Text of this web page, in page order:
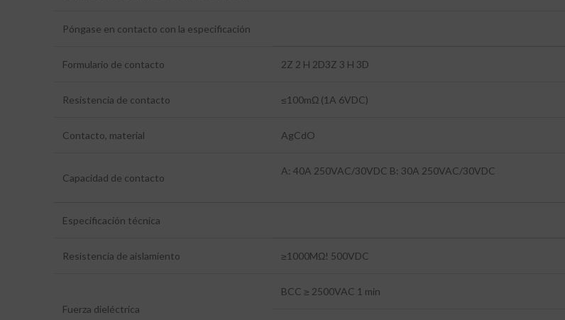
Póngase en contacto con la especificación
Formulario de contacto 2Z 2 H 2D3Z 3 H 3D
Resistencia de contacto ≤100mΩ (1A 6VDC)
Contacto, material AgCdO
Capacidad de contacto
A: 40A 250VAC/30VDC B: 30A 250VAC/30VDC
Especificación técnica
Resistencia de aislamiento ≥1000MΩ! 500VDC
Fuerza dieléctrica
BCC ≥ 2500VAC 1 min